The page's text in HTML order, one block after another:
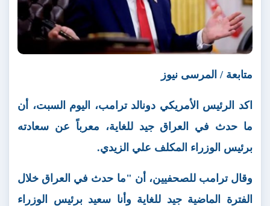
متابعة / المرسى نيوز
اكد الرئيس الأمريكي دونالد ترامب، اليوم السبت، أن
ما حدث في العراق جيد للغاية، معرباً عن سعادته
برئيس الوزراء المكلف علي الزيدي.
وقال ترامب للصحفيين، أن "ما حدث في العراق خلال
الفترة الماضية جيد للغاية وأنا سعيد برئيس الوزراء